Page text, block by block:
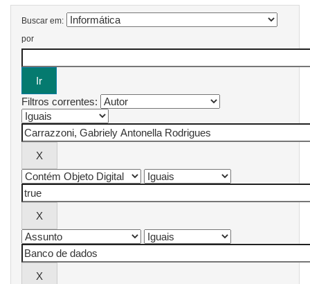
Buscar em:
por
Filtros correntes: